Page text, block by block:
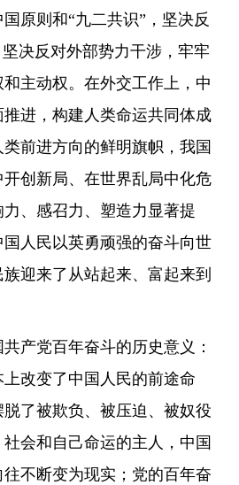
原则和“九二共识”，坚决反
决反对外部势力干涉，牢牢
主动权。在外交工作上，中
进，构建人类命运共同体成
前进方向的鲜明旗帜，我国
创新局、在世界乱局中化危
、感召力、塑造力显著提
人民以英勇顽强的奋斗向世
迎来了从站起来、富起来到
产党百年奋斗的历史意义：
改变了中国人民的前途命
了被欺负、被压迫、被奴役
会和自己命运的主人，中国
不断变为现实；党的百年奋